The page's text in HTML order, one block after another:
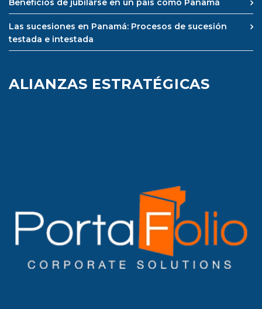
Beneficios de jubilarse en un país como Panamá
Las sucesiones en Panamá: Procesos de sucesión
testada e intestada
ALIANZAS ESTRATÉGICAS